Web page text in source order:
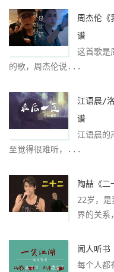
周杰伦《
谱
这首歌是
的歌，周杰伦说...
江语晨/
谱
江语晨的
至觉得很难听，...
陶喆《二
22岁，
界的关
闻人听书
每个人都